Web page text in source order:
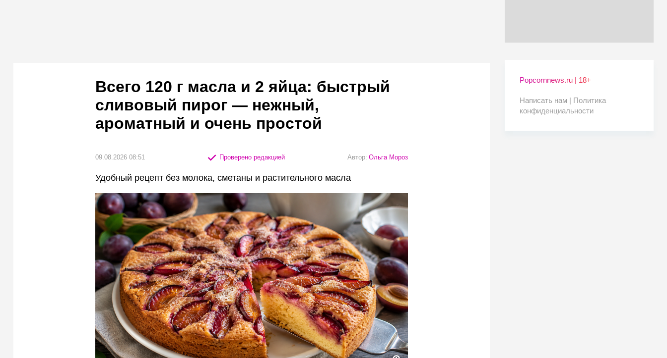
Всего 120 г масла и 2 яйца: быстрый
сливовый пирог — нежный,
ароматный и очень простой
09.08.2026 08:51 Проверено редакцией Автор: Ольга Мороз
Удобный рецепт без молока, сметаны и растительного масла
Popcornnews.ru | 18+
Написать нам | Политика
конфиденциальности